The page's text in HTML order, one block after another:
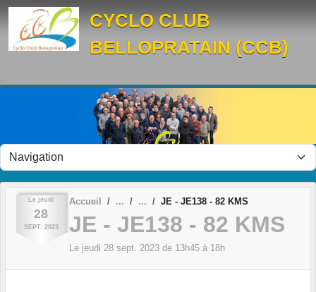
CYCLO CLUB
BELLOPRATAIN (CCB)
Le jeudi
28
SEPT. 2023
Accueil JE - JE138 - 82 KMS
JE - JE138 - 82 KMS
Le jeudi 28 sept. 2023 de 13h45 à 18h
Panneau de gestion des cookies